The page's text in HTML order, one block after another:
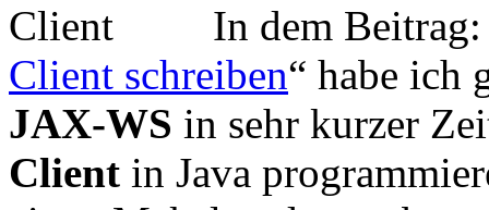
In dem Beitrag:
Client schreiben“ habe ich
JAX-WS in sehr kurzer
Client in Java